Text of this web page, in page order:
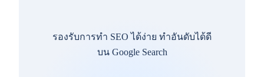
รองรับการทำ SEO ได้ง่าย ทำอันดับได้ดี
บน Google Search